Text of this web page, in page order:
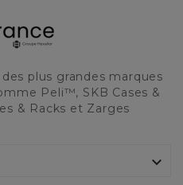
plus grandes marques
Peli™, SKB Cases &
& Racks et Zarges
